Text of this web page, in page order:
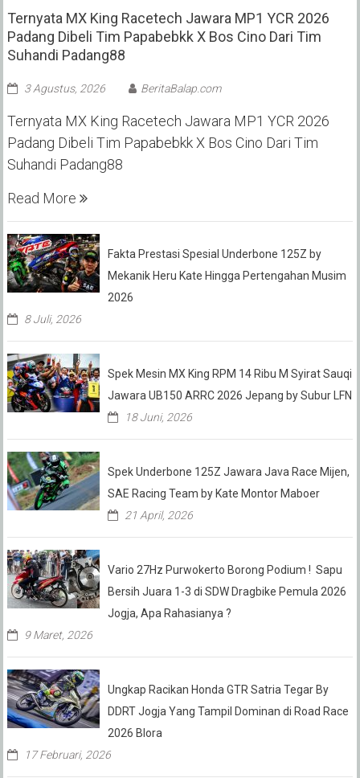
Ternyata MX King Racetech Jawara MP1 YCR 2026
Padang Dibeli Tim Papabebkk X Bos Cino Dari Tim
Suhandi Padang88
3 Agustus, 2026 BeritaBalap.com
Ternyata MX King Racetech Jawara MP1 YCR 2026
Padang Dibeli Tim Papabebkk X Bos Cino Dari Tim
Suhandi Padang88
Read More
Fakta Prestasi Spesial Underbone 125Z by
Mekanik Heru Kate Hingga Pertengahan Musim
2026
8 Juli, 2026
Spek Mesin MX King RPM 14 Ribu M Syirat Sauqi
Jawara UB150 ARRC 2026 Jepang by Subur LFN
18 Juni, 2026
Spek Underbone 125Z Jawara Java Race Mijen,
SAE Racing Team by Kate Montor Maboer
21 April, 2026
Vario 27Hz Purwokerto Borong Podium ! Sapu
Bersih Juara 1-3 di SDW Dragbike Pemula 2026
Jogja, Apa Rahasianya ?
9 Maret, 2026
Ungkap Racikan Honda GTR Satria Tegar By
DDRT Jogja Yang Tampil Dominan di Road Race
2026 Blora
17 Februari, 2026